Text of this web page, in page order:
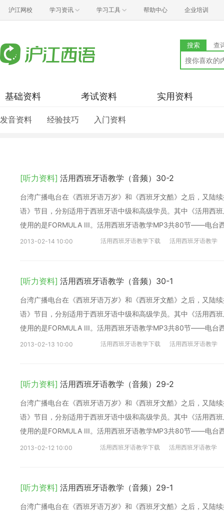
沪江网校 学习资讯 学习工具 帮助中心 企业培训
搜索 查
基础资料 考试资料 实用资料
发音资料 经验技巧 入门资料
[听力资料] 活用西班牙语教学（音频）30-2
台湾广播电台在《西班牙语万岁》和《西班牙文酷》之后，又陆
语》节目，分别适用于西班牙语中级和高级学员。其中《活用西
使用的是FORMULA III。活用西班牙语教学MP3共80节——电台
2013-02-14 10:00 活用西班牙语教学下载 活用西班牙语教学
[听力资料] 活用西班牙语教学（音频）30-1
台湾广播电台在《西班牙语万岁》和《西班牙文酷》之后，又陆
语》节目，分别适用于西班牙语中级和高级学员。其中《活用西
使用的是FORMULA III。活用西班牙语教学MP3共80节——电台
2013-02-13 10:00 活用西班牙语教学下载 活用西班牙语教学
[听力资料] 活用西班牙语教学（音频）29-2
台湾广播电台在《西班牙语万岁》和《西班牙文酷》之后，又陆
语》节目，分别适用于西班牙语中级和高级学员。其中《活用西
使用的是FORMULA III。活用西班牙语教学MP3共80节——电台
2013-02-12 10:00 活用西班牙语教学下载 活用西班牙语教学
[听力资料] 活用西班牙语教学（音频）29-1
台湾广播电台在《西班牙语万岁》和《西班牙文酷》之后，又陆